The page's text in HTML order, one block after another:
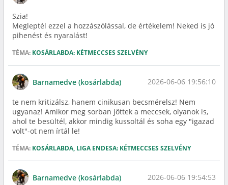
Szia!
Megleptél ezzel a hozzászólással, de értékelem! Neked is jó
pihenést és nyaralást!
TÉMA: KOSÁRLABDA: KÉTMECCSES SZELVÉNY
Barnamedve (kosárlabda) 2026-06-06 19:56:10
te nem kritizálsz, hanem cinikusan becsmérelsz! Nem
ugyanaz! Amikor meg sorban jöttek a meccsek, olyanok is,
ahol te besültél, akkor mindig kussoltál és soha egy "igazad
volt"-ot nem írtál le!
TÉMA: KOSÁRLABDA, LIGA ENDESA: KÉTMECCSES SZELVÉNY
Barnamedve (kosárlabda) 2026-06-06 19:54:53